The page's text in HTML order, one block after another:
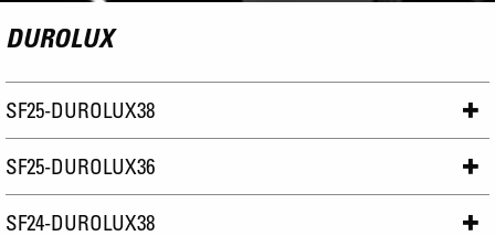
DUROLUX
SF25-DUROLUX38
SF25-DUROLUX36
SF24-DUROLUX38